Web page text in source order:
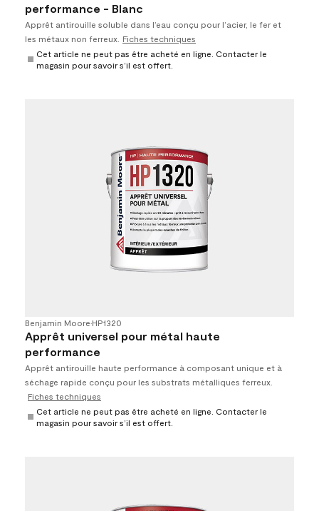
performance - Blanc
Apprêt antirouille soluble dans l’eau conçu pour l’acier, le fer et
les métaux non ferreux. Fiches techniques
Cet article ne peut pas être acheté en ligne. Contacter le
magasin pour savoir s’il est offert.
Benjamin Moore•HP1320
Apprêt universel pour métal haute
performance
Apprêt antirouille haute performance à composant unique et à
séchage rapide conçu pour les substrats métalliques ferreux.
Fiches techniques
Cet article ne peut pas être acheté en ligne. Contacter le
magasin pour savoir s’il est offert.